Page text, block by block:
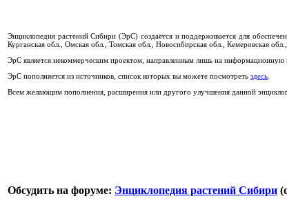
Энциклопедия растений Сибири (ЭрС) создаётся и поддерживается для
Курганская обл., Омская обл., Томская обл., Новосибирская обл., Кемеровская
ЭрС является некоммерческим проектом, направленным лишь на информационную
ЭрС пополняется из источников, список которых вы можете посмотреть здесь
Всем желающим пополнения, расширения или другого улучшения данной
Обсудить на форуме: Энциклопедия растений Сибири